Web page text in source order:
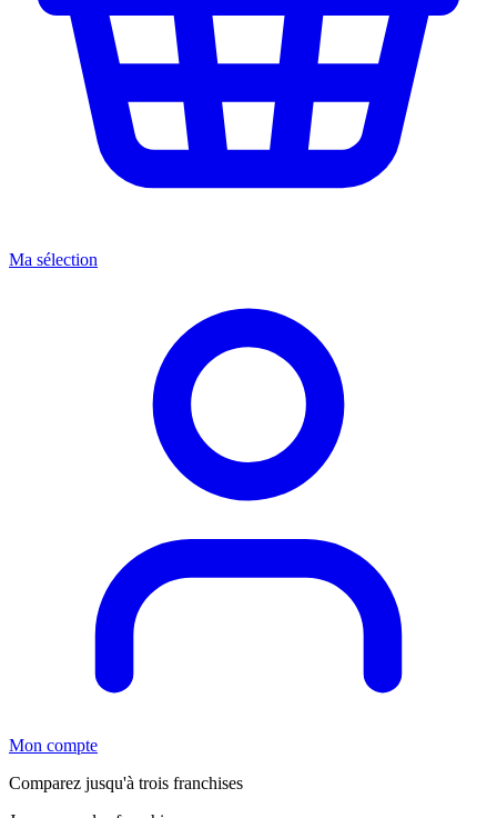
Ma sélection
Mon compte
Comparez jusqu'à trois franchises